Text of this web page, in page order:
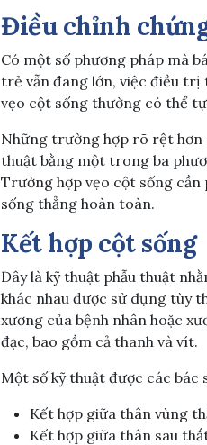
Điều chỉnh
Có một số phương pháp mà
trẻ vẫn đang lớn, việc điều
vẹo cột sống thường có thể
Những trường hợp rõ rệt hơn
thuật bằng một trong ba
Trường hợp vẹo cột sống
sống thẳng hoàn toàn.
Kết hợp cột sống
Đây là kỹ thuật phẫu thuật
khác nhau được sử dụng tùy
xương của bệnh nhân hoặc
đạc, bao gồm cả thanh và vít.
Một số kỹ thuật được các bác
Kết hợp giữa thân vùng
Kết hợp giữa thân sau